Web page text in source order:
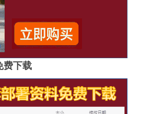
费下载